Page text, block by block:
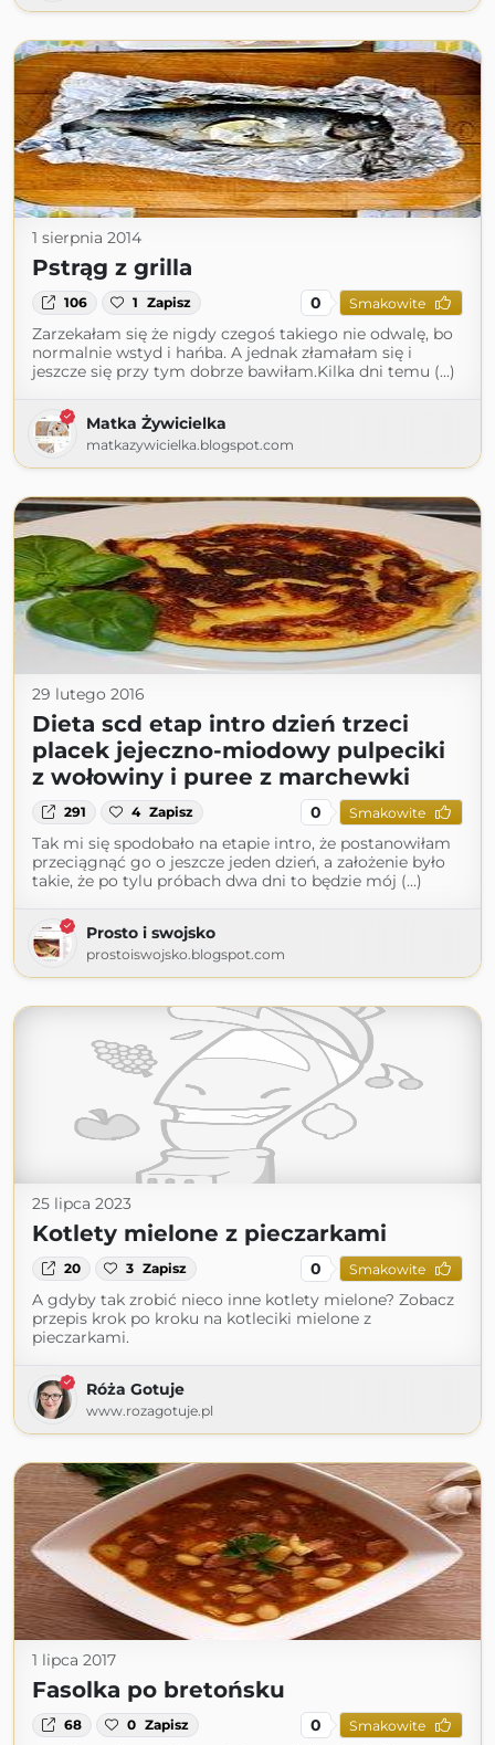
1 sierpnia 2014
Pstrąg z grilla
106 1 Zapisz 0 Smakowite
Zarzekałam się że nigdy czegoś takiego nie odwalę, bo
normalnie wstyd i hańba. A jednak złamałam się i
jeszcze się przy tym dobrze bawiłam.Kilka dni temu (...)
Matka Żywicielka
matkazywicielka.blogspot.com
29 lutego 2016
Dieta scd etap intro dzień trzeci
placek jejeczno-miodowy pulpeciki
z wołowiny i puree z marchewki
291 4 Zapisz 0 Smakowite
Tak mi się spodobało na etapie intro, że postanowiłam
przeciągnąć go o jeszcze jeden dzień, a założenie było
takie, że po tylu próbach dwa dni to będzie mój (...)
Prosto i swojsko
prostoiswojsko.blogspot.com
25 lipca 2023
Kotlety mielone z pieczarkami
20 3 Zapisz 0 Smakowite
A gdyby tak zrobić nieco inne kotlety mielone? Zobacz
przepis krok po kroku na kotleciki mielone z
pieczarkami.
Róża Gotuje
www.rozagotuje.pl
1 lipca 2017
Fasolka po bretońsku
68 0 Zapisz 0 Smakowite